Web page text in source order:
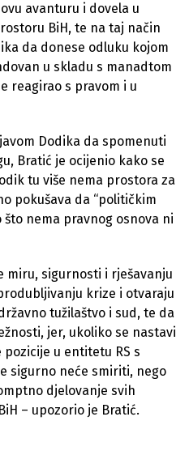
avanturu i dovela u
BiH, te na taj način
da donese odluku kojom
u skladu s manadtom
reagirao s pravom i u
Dodika da spomenuti
Bratić je ocijenio kako se
tu više nema prostora za
pokušava da “političkim
nema pravnog osnova ni
miru, sigurnosti i rješavanju
krize i otvaraju
tužilaštvo i sud, te da
jer, ukoliko se nastavi
u entitetu RS s
sigurno neće smiriti, nego
djelovanje svih
– upozorio je Bratić.